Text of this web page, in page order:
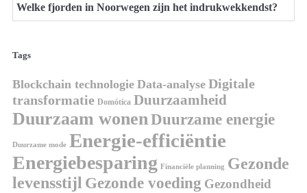
Welke fjorden in Noorwegen zijn het indrukwekkendst?
Tags
Blockchain technologie Data-analyse Digitale
transformatie Domótica Duurzaamheid
Duurzaam wonenDuurzame energie
Duurzame mode Energie-efficiëntie
Energiebesparing Financiële planning Gezonde
levensstijl Gezonde voeding Gezondheid